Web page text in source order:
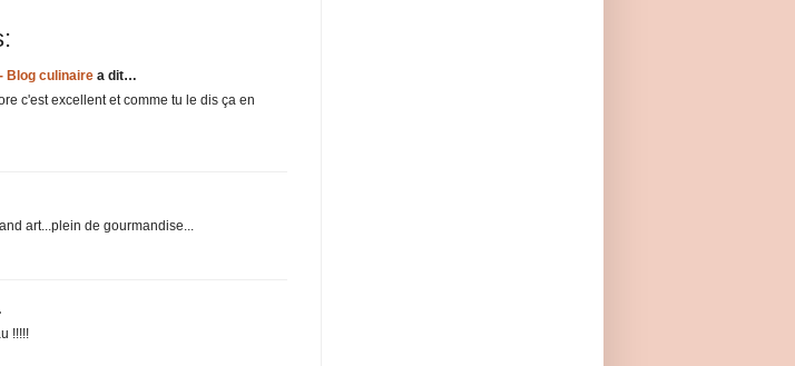
Blog culinaire a dit…
c'est excellent et comme tu le dis ça en
art...plein de gourmandise...
!!!!!